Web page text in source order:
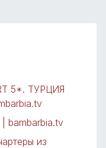
5*. ТУРЦИЯ
bambarbia.tv
из